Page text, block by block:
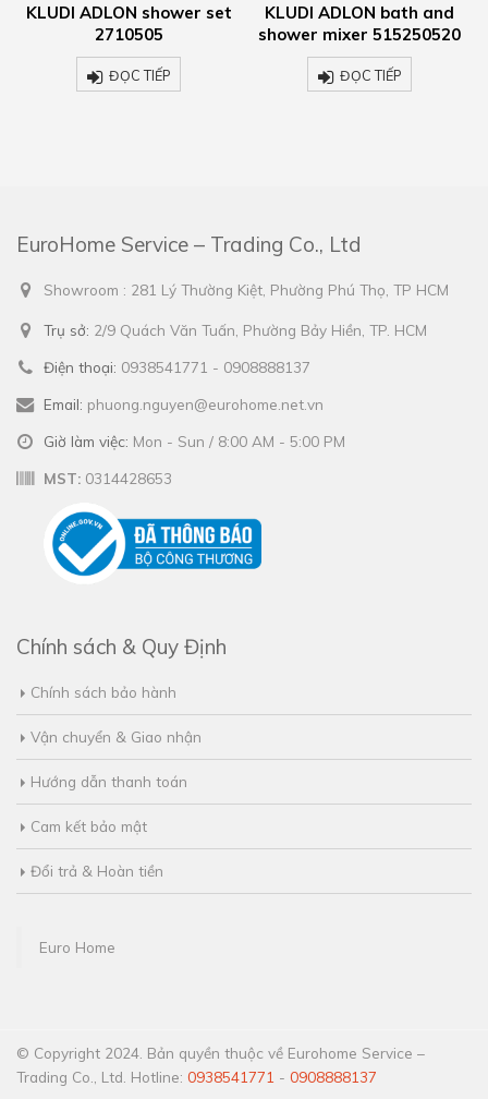
shower set
KLUDI ADLON bath and
shower mixer 515250520
KLUDI
EuroHome Service – Trading Co., Ltd
Showroom : 281 Lý Thường Kiệt, Phường Phú Thọ, TP HCM
Trụ sở: 2/9 Quách Văn Tuấn, Phường Bảy Hiền, TP. HCM
Điện thoại: 0938541771 - 0908888137
Email: phuong.nguyen@eurohome.net.vn
Giờ làm việc: Mon - Sun / 8:00 AM - 5:00 PM
MST: 0314428653
Chính sách & Quy Định
Chính sách bảo hành
Vận chuyển & Giao nhận
Hướng dẫn thanh toán
Cam kết bảo mật
Đổi trả & Hoàn tiền
Euro Home
© Copyright 2024. Bản quyền thuộc về Eurohome Service –
Trading Co., Ltd. Hotline: 0938541771 - 0908888137